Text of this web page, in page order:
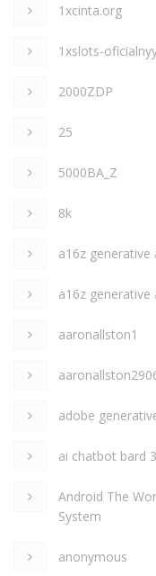
1xcinta.org
1xslots-
2000ZDP
25
5000BA_Z
8k
a16z generative
a16z generative
aaronallston1
adobe
ai chatbot bard 3
Android The
System
anonymous